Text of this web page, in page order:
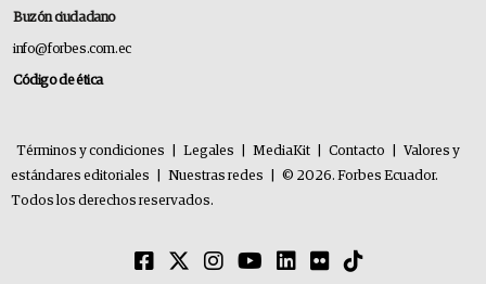
Buzón ciudadano
info@forbes.com.ec
Código de ética
Términos y condiciones Legales MediaKit Contacto
Valores y
estándares editoriales
Nuestras redes
© 2026. Forbes Ecuador.
Todos los derechos reservados.